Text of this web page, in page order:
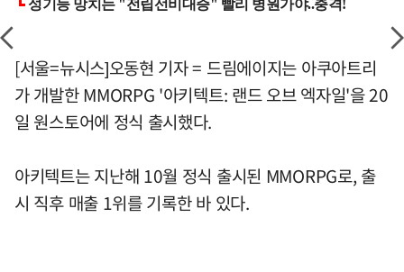
[서울=뉴시스]오동현 기자 = 드림에이지는 아쿠아트리
가 개발한 MMORPG '아키텍트: 랜드 오브 엑자일'을 20
일 원스토어에 정식 출시했다.
아키텍트는 지난해 10월 정식 출시된 MMORPG로, 출
시 직후 매출 1위를 기록한 바 있다.